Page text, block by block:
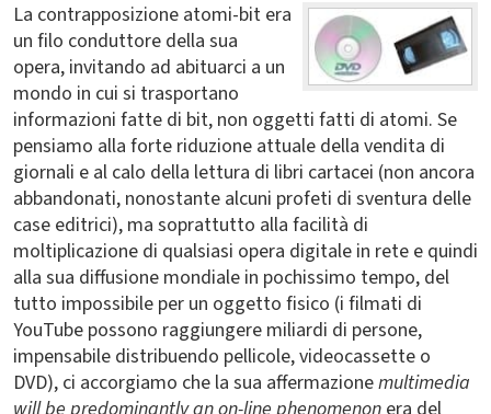
La contrapposizione atomi-bit era
un filo conduttore della sua
opera, invitando ad abituarci a un
mondo in cui si trasportano
informazioni fatte di bit, non oggetti fatti di atomi. Se
pensiamo alla forte riduzione attuale della vendita di
giornali e al calo della lettura di libri cartacei (non ancora
abbandonati, nonostante alcuni profeti di sventura delle
case editrici), ma soprattutto alla facilità di
moltiplicazione di qualsiasi opera digitale in rete e quindi
alla sua diffusione mondiale in pochissimo tempo, del
tutto impossibile per un oggetto fisico (i filmati di
YouTube possono raggiungere miliardi di persone,
impensabile distribuendo pellicole, videocassette o
DVD), ci accorgiamo che la sua affermazionemultimedia